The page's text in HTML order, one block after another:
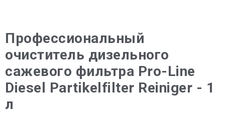
Профессиональный
очиститель дизельного
сажевого фильтра Pro-Line
Diesel Partikelfilter Reiniger - 1
л